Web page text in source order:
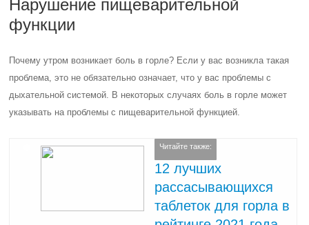
Нарушение пищеварительной
функции
Почему утром возникает боль в горле? Если у вас возникла такая
проблема, это не обязательно означает, что у вас проблемы с
дыхательной системой. В некоторых случаях боль в горле может
указывать на проблемы с пищеварительной функцией.
Читайте также:
12 лучших
рассасывающихся
таблеток для горла в